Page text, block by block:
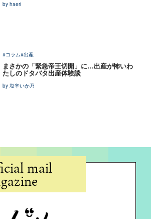
by haeri
#コラム#出産
まさかの「緊急帝王切開」に…出産が怖いわ
たしのドタバタ出産体験談
by 塩辛いか乃
mail